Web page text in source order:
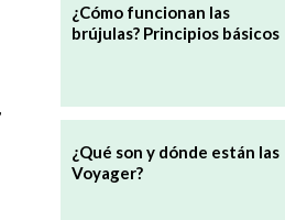
¿Cómo funcionan las
brújulas? Principios básicos
¿Qué son y dónde están las
Voyager?